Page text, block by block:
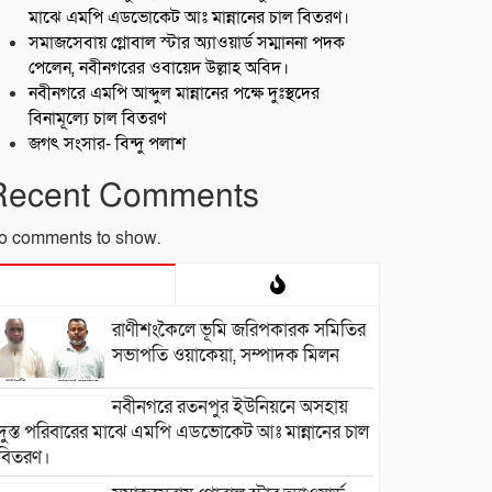
মাঝে এমপি এডভোকেট আঃ মান্নানের চাল বিতরণ।
সমাজসেবায় গ্লোবাল স্টার অ্যাওয়ার্ড সম্মাননা পদক
পেলেন, নবীনগরের ওবায়েদ উল্লাহ অবিদ।
নবীনগরে এমপি আব্দুল মান্নানের পক্ষে দুঃস্থদের
বিনামূল্যে চাল বিতরণ
জগৎ সংসার- বিন্দু পলাশ
Comments
comments to show.
রাণীশংকৈলে ভূমি জরিপকারক সমিতির
সভাপতি ওয়াকেয়া, সম্পাদক মিলন
নবীনগরে রতনপুর ইউনিয়নে অসহায়
পরিবারের মাঝে এমপি এডভোকেট আঃ মান্নানের চাল